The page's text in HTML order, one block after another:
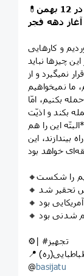
💊کپسول سخنرانی مقام معظم رهبری در 12 بهمن
و کارهایی
چیزها نباید
نمیگیرد و از
ما نمیخواهیم
بکنیم، امّا
بکند و اذیّت
این را هم
بیندازند، این
را شکست
تحقیر شد
آمریکایی بود
شدنی بود
⚙️| #تجهیز
@basijatu